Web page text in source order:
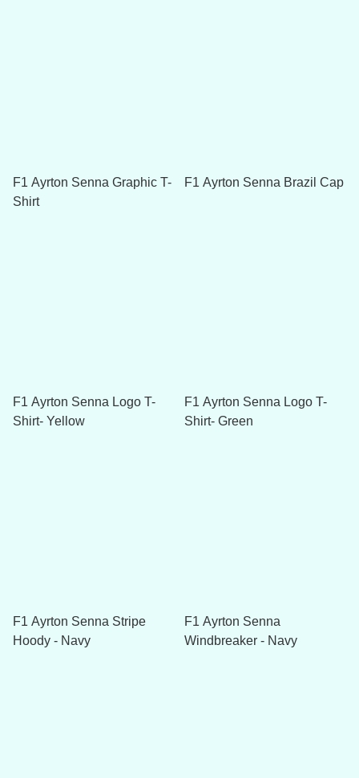
F1 Ayrton Senna Graphic T-
Shirt
F1 Ayrton Senna Brazil Cap
F1 Ayrton Senna Logo T-
Shirt- Yellow
F1 Ayrton Senna Logo T-
Shirt- Green
F1 Ayrton Senna Stripe
Hoody - Navy
F1 Ayrton Senna
Windbreaker - Navy